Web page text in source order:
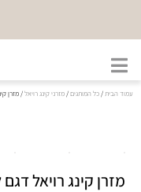
עמוד הבית/כל המותגים/מזרני קינג רויאל/ מזרן
מזרן קינג רויאל